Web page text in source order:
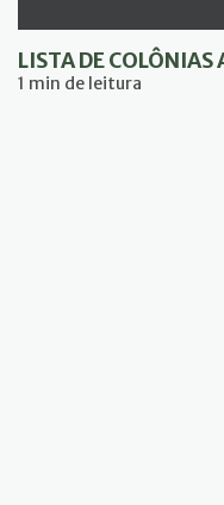
LISTA DE
1 min de leitura